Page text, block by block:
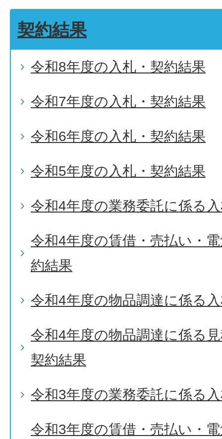
契約結果
令和8年度の入札・契約結果
令和7年度の入札・契約結果
令和6年度の入札・契約結果
令和5年度の入札・契約結果
令和4年度の業務委託に係る
令和4年度の賃借・売払い・
約結果
令和4年度の物品調達に係る
令和4年度の物品調達に係る
契約結果
令和3年度の業務委託に係る
令和3年度の賃借・売払い・